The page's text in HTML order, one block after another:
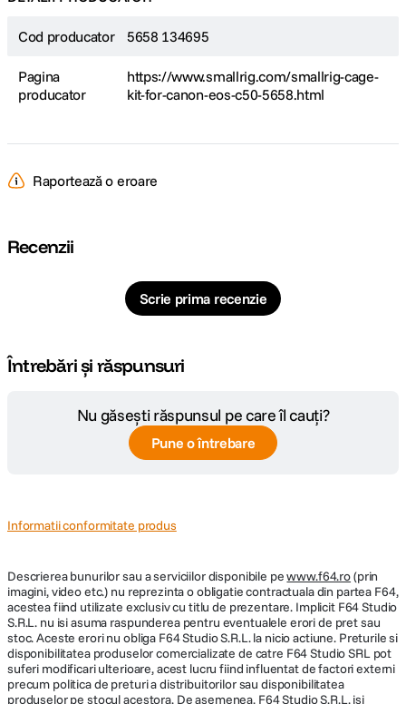
Cod producator 5658 134695
Pagina
producator
https://www.smallrig.com/smallrig-cage-
kit-for-canon-eos-c50-5658.html
Raportează o eroare
Recenzii
Scrie prima recenzie
Întrebări și răspunsuri
Nu găsești răspunsul pe care îl cauți?
Pune o întrebare
Informatii conformitate produs
Descrierea bunurilor sau a serviciilor disponibile pewww.f64.ro(prin
imagini, video etc.) nu reprezinta o obligatie contractuala din partea F64,
acestea fiind utilizate exclusiv cu titlu de prezentare. Implicit F64 Studio
S.R.L. nu isi asuma raspunderea pentru eventualele erori de pret sau
stoc. Aceste erori nu obliga F64 Studio S.R.L. la nicio actiune. Preturile si
disponibilitatea produselor comercializate de catre F64 Studio SRL pot
suferi modificari ulterioare, acest lucru fiind influentat de factori externi
precum politica de preturi a distribuitorilor sau disponibilitatea
produselor pe stocul acestora. De asemenea, F64 Studio S.R.L. isi